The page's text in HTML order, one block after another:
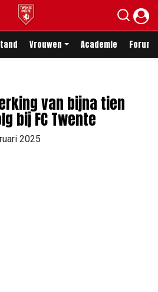
Vrouwen Academie Forum
van bijna tien
bij FC Twente
2025
Mail
via link